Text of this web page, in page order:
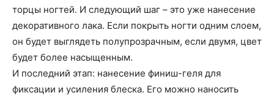
торцы ногтей. И следующий шаг – это уже нанесение
декоративного лака. Если покрыть ногти одним слоем,
он будет выглядеть полупрозрачным, если двумя, цвет
будет более насыщенным.
И последний этап: нанесение финиш-геля для
фиксации и усиления блеска. Его можно наносить